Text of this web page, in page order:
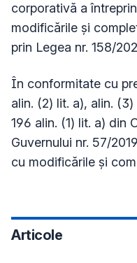
corporativă a
modificările și
prin Legea nr. 158/
În conformitate cu
alin. (2) lit. a), alin.
196 alin. (1) lit. a) din
Guvernului nr. 57/
cu modificările și
Articole